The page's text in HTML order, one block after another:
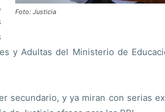
Foto: Justicia
y Adultas del Ministerio de
secundario, y ya miran con serias